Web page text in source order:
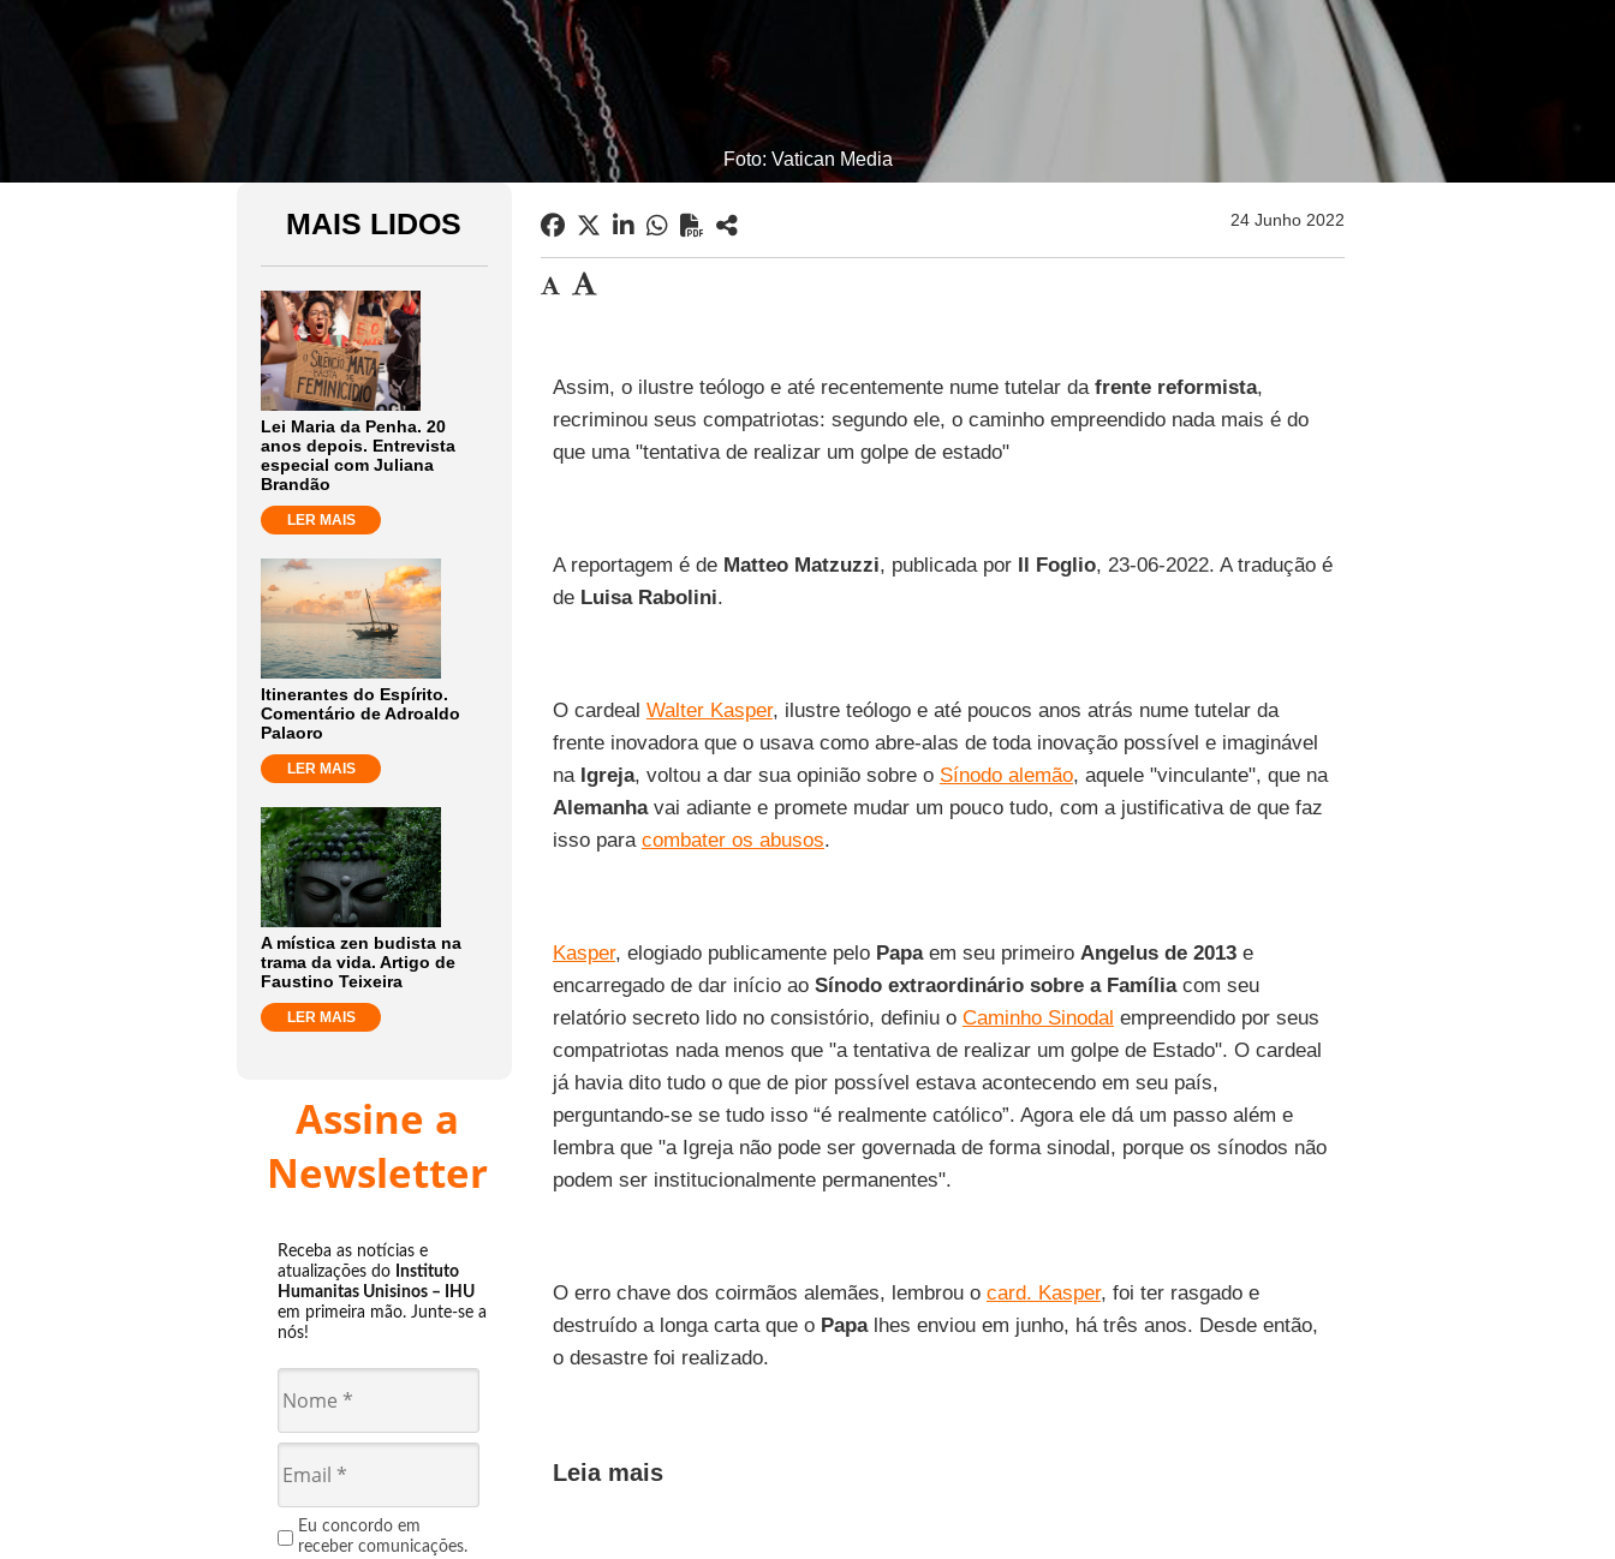
Foto: Vatican Media
MAIS LIDOS
Lei Maria da Penha. 20
anos depois. Entrevista
especial com Juliana
Brandão
LER MAIS
Itinerantes do Espírito.
Comentário de Adroaldo
Palaoro
LER MAIS
A mística zen budista na
trama da vida. Artigo de
Faustino Teixeira
LER MAIS
Assine a
Newsletter
Receba as notícias e
atualizações do Instituto
Humanitas Unisinos – IHU
em primeira mão. Junte-se a
nós!
Eu concordo em
receber comunicações.
24 Junho 2022
Assim, o ilustre teólogo e até recentemente nume tutelar da frente reformista,
recriminou seus compatriotas: segundo ele, o caminho empreendido nada mais é do
que uma "tentativa de realizar um golpe de estado"
A reportagem é de Matteo Matzuzzi, publicada por Il Foglio, 23-06-2022. A tradução é
de Luisa Rabolini.
O cardeal Walter Kasper, ilustre teólogo e até poucos anos atrás nume tutelar da
frente inovadora que o usava como abre-alas de toda inovação possível e imaginável
na Igreja, voltou a dar sua opinião sobre o Sínodo alemão, aquele "vinculante", que na
Alemanhavai adiante e promete mudar um pouco tudo, com a justificativa de que faz
isso para combater os abusos.
Kasper, elogiado publicamente pelo Papaem seu primeiro Angelus de 2013e
encarregado de dar início ao Sínodo extraordinário sobre a Famíliacom seu
relatório secreto lido no consistório, definiu o Caminho Sinodal empreendido por seus
compatriotas nada menos que "a tentativa de realizar um golpe de Estado". O cardeal
já havia dito tudo o que de pior possível estava acontecendo em seu país,
perguntando-se se tudo isso “é realmente católico”. Agora ele dá um passo além e
lembra que "a Igreja não pode ser governada de forma sinodal, porque os sínodos não
podem ser institucionalmente permanentes".
O erro chave dos coirmãos alemães, lembrou o card. Kasper, foi ter rasgado e
destruído a longa carta que o Papalhes enviou em junho, há três anos. Desde então,
o desastre foi realizado.
Leia mais